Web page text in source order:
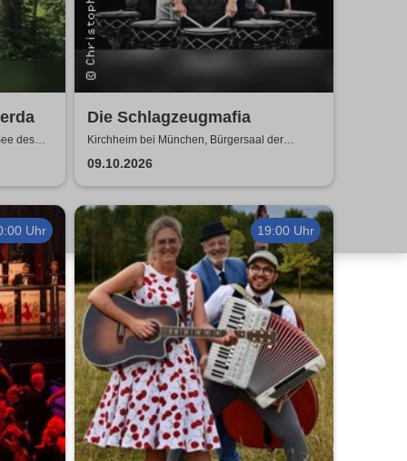
des
Die Schlagzeugmafia
Kirchheim bei München, Bürgersaal der
Gemeinde Kirchheim
09.10.2026
Uhr 19:00 Uhr